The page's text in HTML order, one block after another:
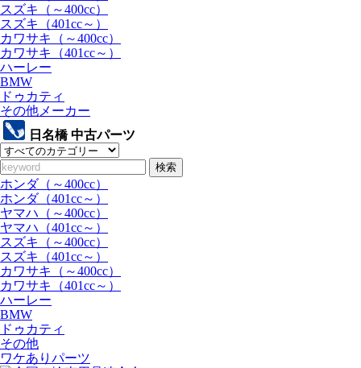
スズキ（～400cc）
スズキ（401cc～）
カワサキ（～400cc）
カワサキ（401cc～）
ハーレー
BMW
ドゥカティ
その他メーカー
日名橋 中古パーツ
検索
ホンダ（～400cc）
ホンダ（401cc～）
ヤマハ（～400cc）
ヤマハ（401cc～）
スズキ（～400cc）
スズキ（401cc～）
カワサキ（～400cc）
カワサキ（401cc～）
ハーレー
BMW
ドゥカティ
その他
ワケありパーツ